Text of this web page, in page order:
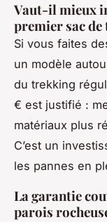
Vaut-il mieux
premier sac
Si vous faites
un modèle
du trekking
€ est justifié :
matériaux plus
C’est un
les pannes en
La garantie
parois